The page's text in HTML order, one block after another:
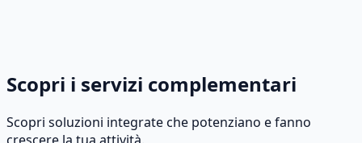
Scopri i servizi complementari
Scopri soluzioni integrate che potenziano e fanno
crescere la tua attività.